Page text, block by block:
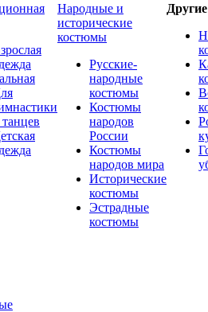
Народные и
исторические
костюмы
Русские-
народные
костюмы
Костюмы
народов
России
Костюмы
народов мира
Исторические
костюмы
Эстрадные
костюмы